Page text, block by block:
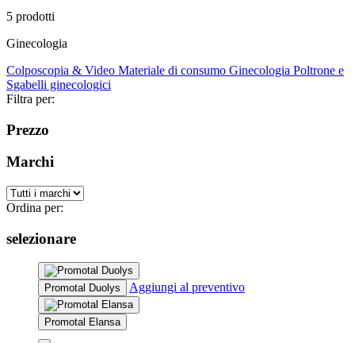
5 prodotti
Ginecologia
Colposcopia & Video Materiale di consumo Ginecologia Poltrone e
Sgabelli ginecologici
Filtra per:
Prezzo
Marchi
Ordina per:
selezionare
Promotal Duolys Aggiungi al preventivo
Promotal Elansa